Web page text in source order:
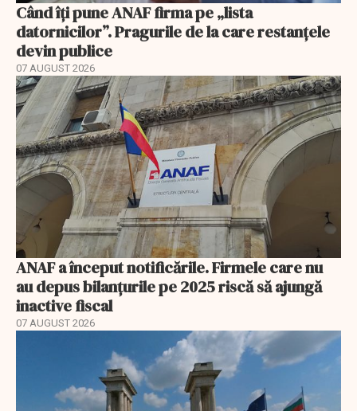
Când îți pune ANAF firma pe „lista
datornicilor”. Pragurile de la care restanțele
devin publice
07 AUGUST 2026
ANAF a început notificările. Firmele care nu
au depus bilanțurile pe 2025 riscă să ajungă
inactive fiscal
07 AUGUST 2026